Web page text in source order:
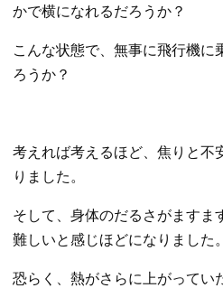
かで横になれるだろうか？
こんな状態で、無事に飛行機
ろうか？
考えれば考えるほど、焦りと不
りました。
そして、身体のだるさがますま
難しいと感じほどになりました。
恐らく、熱がさらに上がってい